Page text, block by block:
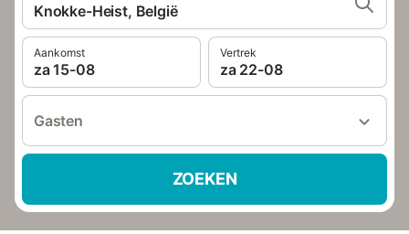
Knokke-Heist, België
Aankomst
za 15-08
Vertrek
za 22-08
Gasten
ZOEKEN